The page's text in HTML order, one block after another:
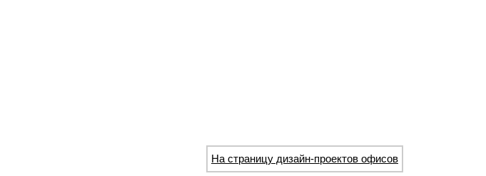
На страницу дизайн-проектов офисов